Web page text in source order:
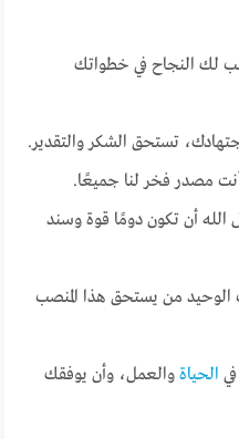
لك النجاح في خطواتك
تستحق الشكر والتقدير.
مصدر فخر لنا جميعًا.
أن تكون دومًا قوة وسند
الوحيد من يستحق هذا المنصب
الحياة والعمل، وأن يوفقك